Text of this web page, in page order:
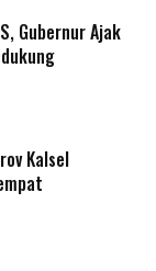
Gubernur Ajak
Kalsel